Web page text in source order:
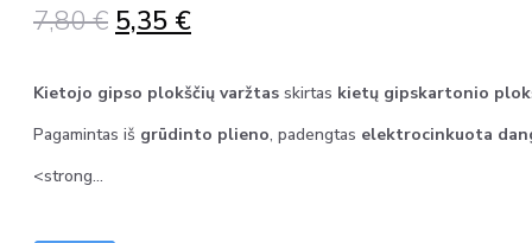
7,80€ Original
was:
5,35 €Current
is:
Kietojo gipso plokščių varžtas skirtas kietų gipskartonio
Pagamintas iš grūdinto plieno, padengtas elektrocinkuota
<strong…